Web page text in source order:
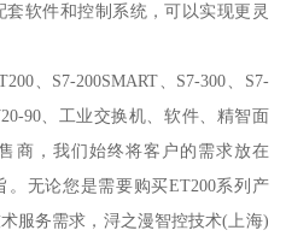
软件和控制系统，可以实现更灵
S7-200SMART、S7-300、S7-
90、工业交换机、软件、精智面
商，我们始终将客户的需求放在
无论您是需要购买ET200系列产
服务需求，浔之漫智控技术(上海)